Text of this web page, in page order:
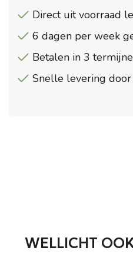
Direct uit voorraad
6 dagen per week
Betalen in 3
Snelle levering
WELLICHT